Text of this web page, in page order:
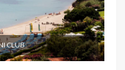
CLUB